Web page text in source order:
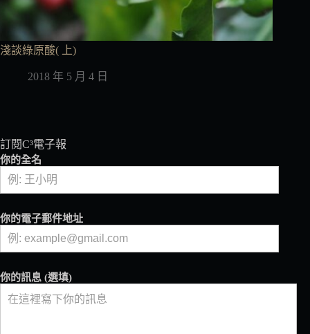
淺談綠原酸( 上)
2018 年 5 月 4 日
訂閱C³電子報
你的全名
你的電子郵件地址
你的訊息 (選填)